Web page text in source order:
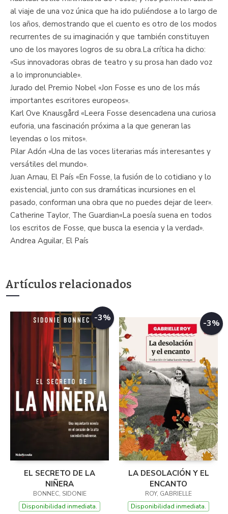
al viaje de una voz única que ha ido puliéndose a lo largo de
los años, demostrando que el cuento es otro de los modos
recurrentes de su imaginación y que también constituyen
uno de los mayores logros de su obra.La crítica ha dicho:
«Sus innovadoras obras de teatro y su prosa han dado voz
a lo impronunciable».
Jurado del Premio Nobel «Jon Fosse es uno de los más
importantes escritores europeos».
Karl Ove Knausgård «Leera Fosse desencadena una curiosa
euforia, una fascinación próxima a la que generan las
leyendas o los mitos».
Pilar Adón «Una de las voces literarias más interesantes y
versátiles del mundo».
Juan Arnau, El País «En Fosse, la fusión de lo cotidiano y lo
existencial, junto con sus dramáticas incursiones en el
pasado, conforman una obra que no puedes dejar de leer».
Catherine Taylor, The Guardian«La poesía suena en todos
los escritos de Fosse, que busca la esencia y la verdad».
Andrea Aguilar, El País
Artículos relacionados
-3%
EL SECRETO DE LA
NIÑERA
BONNEC, SIDONIE
Disponibilidad inmediata.
-3%
LA DESOLACIÓN Y EL
ENCANTO
ROY, GABRIELLE
Disponibilidad inmediata.